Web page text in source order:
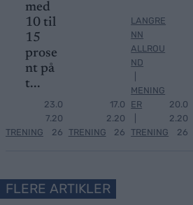
med
10 til
15
prose
nt på
t...
TRENING
23.0
7.20
26 TRENING
17.0
2.20
26
LANGRE
NN
ALLROU
ND
MENING
ER
TRENING
20.0
2.20
26
FLERE ARTIKLER